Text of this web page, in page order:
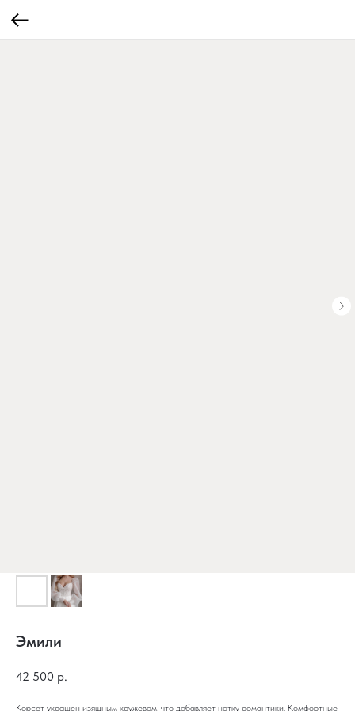
Эмили
42 500 р.
Корсет украшен изящным кружевом, что добавляет нотку романтики. Комфортные